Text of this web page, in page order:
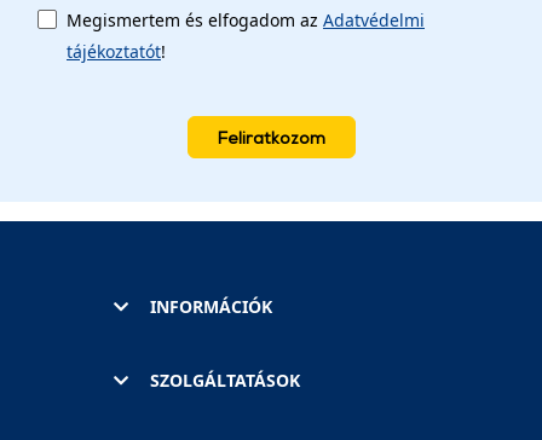
Megismertem és elfogadom az Adatvédelmi
tájékoztatót!
Feliratkozom
INFORMÁCIÓK
SZOLGÁLTATÁSOK